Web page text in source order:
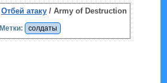
Отбей атаку/ Army of Destruction
Метки: солдаты